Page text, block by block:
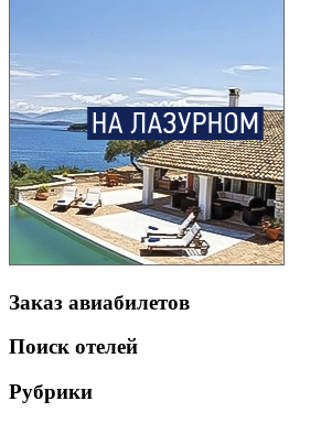
Заказ авиабилетов
Поиск отелей
Рубрики